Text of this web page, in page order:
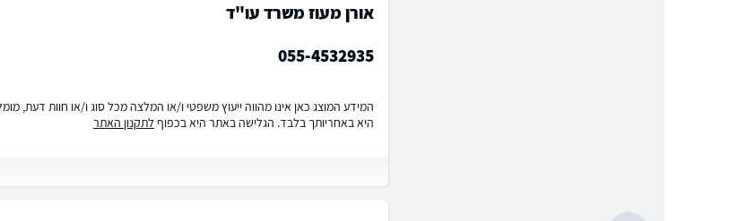
אורן מעוז משרד עו"ד
055-4532935
המידע המוצג כאן אינו מהווה ייעוץ משפטי ו/או המלצה מכל סוג ו/או חוות דעת,
היא באחריותך בלבד. הגלישה באתר היא בכפוף לתקנון האתר